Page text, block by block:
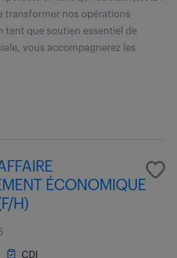
transformer nos opérations
tant que soutien essentiel de
vous accompagnerez les
ÉCONOMIQUE
H)
CDI